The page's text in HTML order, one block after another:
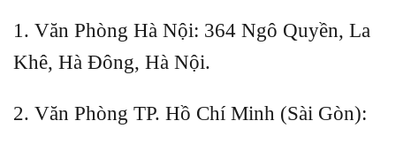
1. Văn Phòng Hà Nội: 364 Ngô Quyền, La
Khê, Hà Đông, Hà Nội.
2. Văn Phòng TP. Hồ Chí Minh (Sài Gòn):